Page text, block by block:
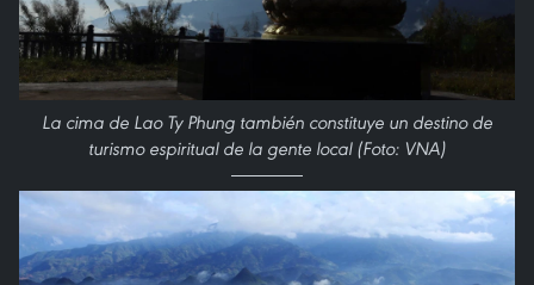
La cima de Lao Ty Phung también constituye un destino de
turismo espiritual de la gente local (Foto: VNA)